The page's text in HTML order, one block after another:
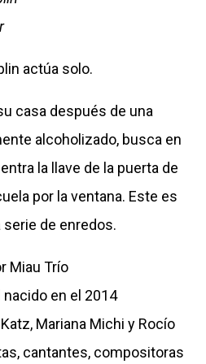
actúa solo.
casa después de una
alcoholizado, busca en
la llave de la puerta de
por la ventana. Este es
de enredos.
Miau Trío
en el 2014
Mariana Michi y Rocío
cantantes, compositoras